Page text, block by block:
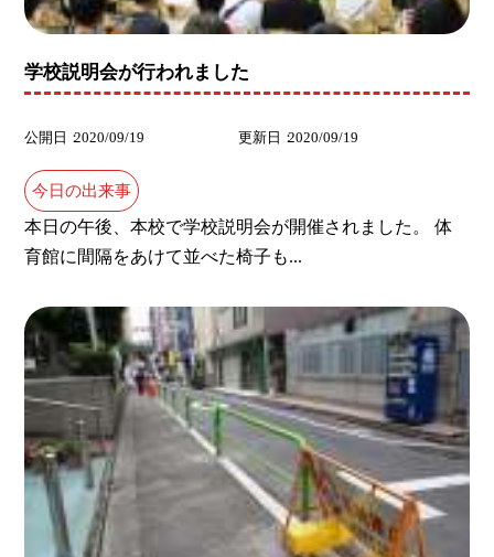
学校説明会が行われました
公開日 2020/09/19 更新日 2020/09/19
今日の出来事
本日の午後、本校で学校説明会が開催されました。 体
育館に間隔をあけて並べた椅子も...